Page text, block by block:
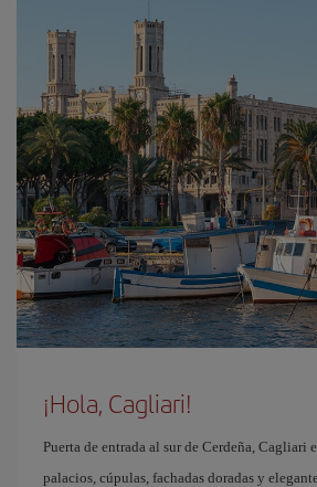
¡Hola, Cagliari!
Puerta de entrada al sur de Cerdeña, Cagliari
palacios, cúpulas, fachadas doradas y